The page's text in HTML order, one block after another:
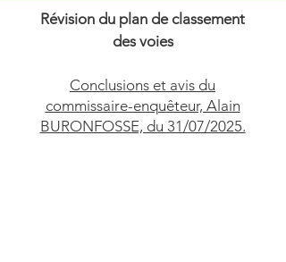
Révision du plan de classement
des voies
Conclusions et avis du
commissaire-enquêteur, Alain
BURONFOSSE, du 31/07/2025.